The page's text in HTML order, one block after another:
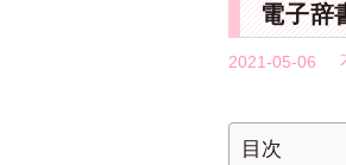
電子辞
2021-05-06
目次